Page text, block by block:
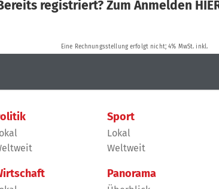
Sport
Lokal
Weltweit
Panorama